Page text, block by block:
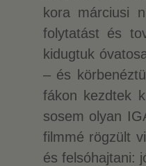
kora márciusi
folytatást és
kidugtuk
– és
fákon kezdtek
sosem olyan
filmmé rögzült
és felsóhajtani: